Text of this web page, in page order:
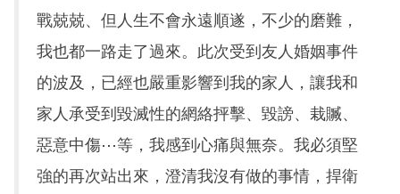
戰兢兢、但人生不會永遠順遂，不少的磨難，
我也都一路走了過來。此次受到友人婚姻事件
的波及，已經也嚴重影響到我的家人，讓我和
家人承受到毀滅性的網絡抨擊、毀謗、栽贓、
惡意中傷⋯等，我感到心痛與無奈。我必須堅
強的再次站出來，澄清我沒有做的事情，捍衛